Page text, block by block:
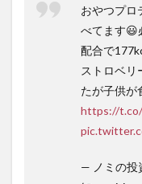
おやつプロ
べてます😃
配合で
ストロベリ
たが子供が
https://
— ノミの投